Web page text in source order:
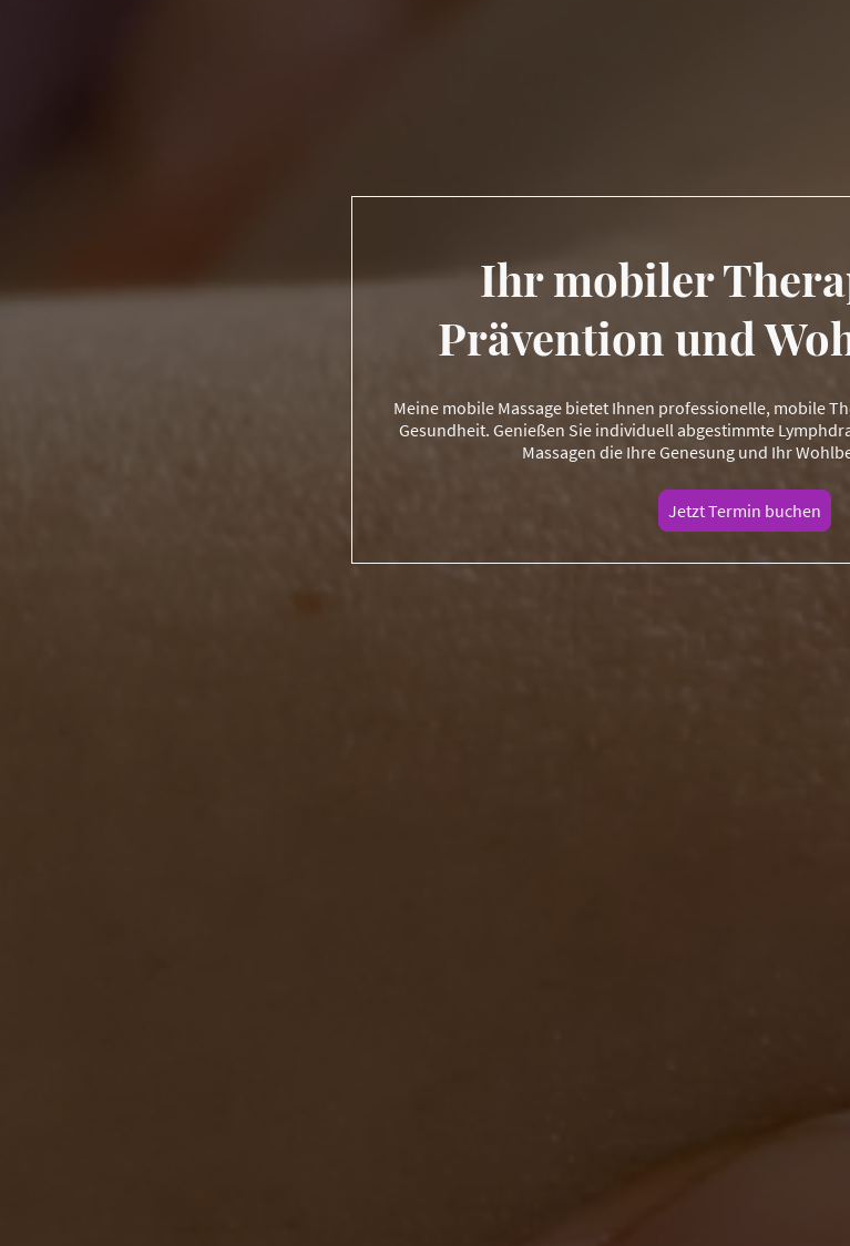
Ihr mobiler
Prävention und
Meine mobile Massage bietet Ihnen professionelle, mobile
Gesundheit. Genießen Sie individuell abgestimmte
Massagen die Ihre Genesung und Ihr
Jetzt Termin buchen